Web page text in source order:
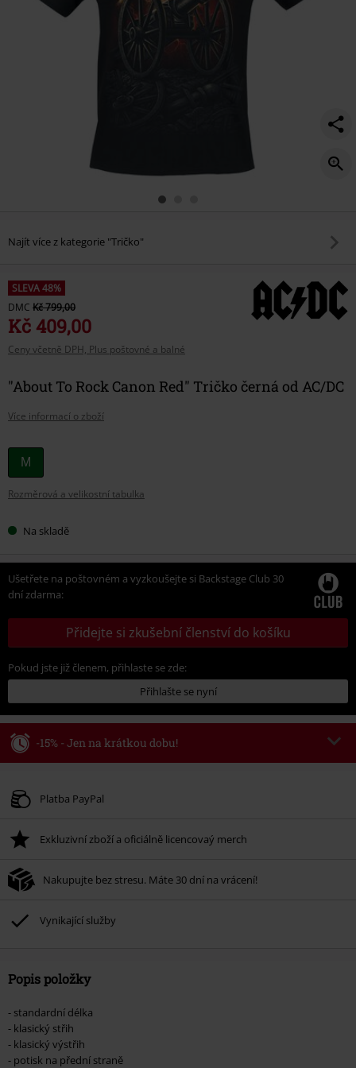
Najít více z kategorie "Tričko"
SLEVA 48%
DMC Kč 799,00
Kč 409,00
Ceny včetně DPH, Plus poštovné a balné
"About To Rock Canon Red" Tričko černá od AC/DC
Více informací o zboží
Vyberte
si
velikost
M
Rozměrová a velikostní tabulka
Na skladě
Ušetřete na poštovném a vyzkoušejte si Backstage Club 30
dní zdarma:
Přidejte si zkušební členství do košíku
Pokud jste již členem, přihlaste se zde:
Přihlašte se nyní
-15% - Jen na krátkou dobu!
Platné do 8/9/26
Po zadání kódu v košíku, se sleva uplatní automaticky.
Nelze kombinovat s jinými akciovými kódy. Sleva se nevztahuje na: knihy,
média, vstupenky, Rammstein, (Till) Lindemann, Böhse Onkelz, Broilers, Die
podpoříte nadaci.
Platba PayPal
Exkluzivní zboží a oficiálně licencovaý merch
Nakupujte bez stresu. Máte 30 dní na vrácení!
Vynikající služby
Popis položky
- standardní délka
- klasický střih
- klasický výstřih
- potisk na přední straně